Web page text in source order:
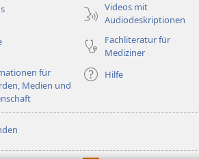
Videos mit
Audiodeskriptionen
Fachliteratur für
Mediziner
für
Medien und
Hilfe